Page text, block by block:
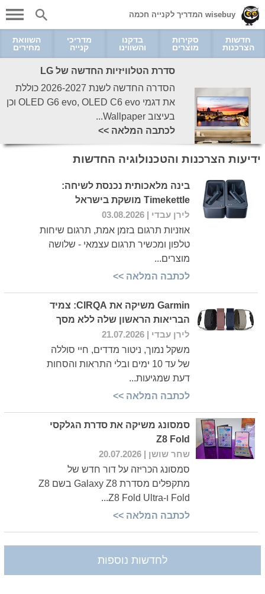
wisebuy המדריך לקנייה חכמה
חדשות
הצרכנות
סקירות
מוצרים
בדקנו
והשווינו
מדריכי
קנייה
השוואת
מחירים
סדרת הטלוויזיות החדשה של LG
הסדרה החדשה לשנת 2026-2027 כוללת
את דגמי OLED G6 evo, OLED C6 evo וכן
בעיצוב Wallpaper...
לכתבה המלאה >>
ידיעות הצרכנות והטכנולוגיה החדשות
בינה מלאכותית נכנסת לשיחה:
Timekettle מושקת בישראל
לירן עבדי | 03.08.2026
אוזניות תרגום בזמן אמת, תרגום שיחות
טלפון ומכשיר תרגום עצמאי - שלושה
מוצרים...
לכתבה המלאה >>
Garmin משיקה את CIRQA: צמיד
הבריאות הראשון שלה ללא מסך
לירן עבדי | 21.07.2026
משקל נמוך, ניטור מדדים, חיי סוללה
של עד 10 ימים ובלי התראות והסחות
דעת שמגיעות...
לכתבה המלאה >>
סמסונג משיקה את סדרת הגלקסי
Z8 Fold
שחר שושן | 20.07.2026
סמסונג הכריזה על דור חדש של
מתקפלים מסדרת Galaxy Z8 בשם Z8
Fold ו-Z8 Fold Ultra...
לכתבה המלאה >>
לחדשות נוספות